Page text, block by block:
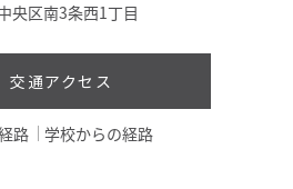
央区南3条西1丁目
交通アクセス
路 学校からの経路